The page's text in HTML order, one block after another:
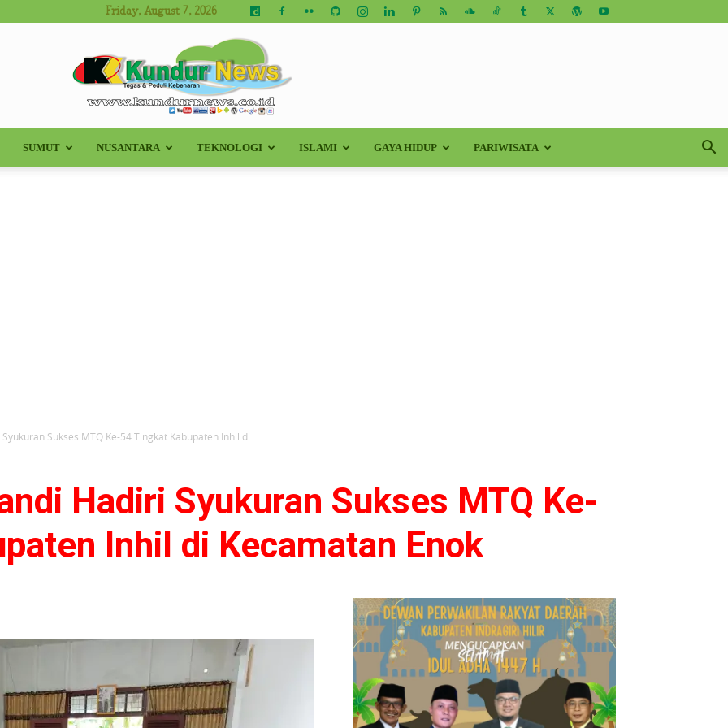
Friday, August 7, 2026
Kundur
SUMUT NUSANTARA TEKNOLOGI ISLAMI GAYA HIDUP PARIWISATA
Sukses MTQ Ke-54 Tingkat Kabupaten Inhil di...
Hadiri Syukuran Sukses MTQ Ke-
Inhil di Kecamatan Enok